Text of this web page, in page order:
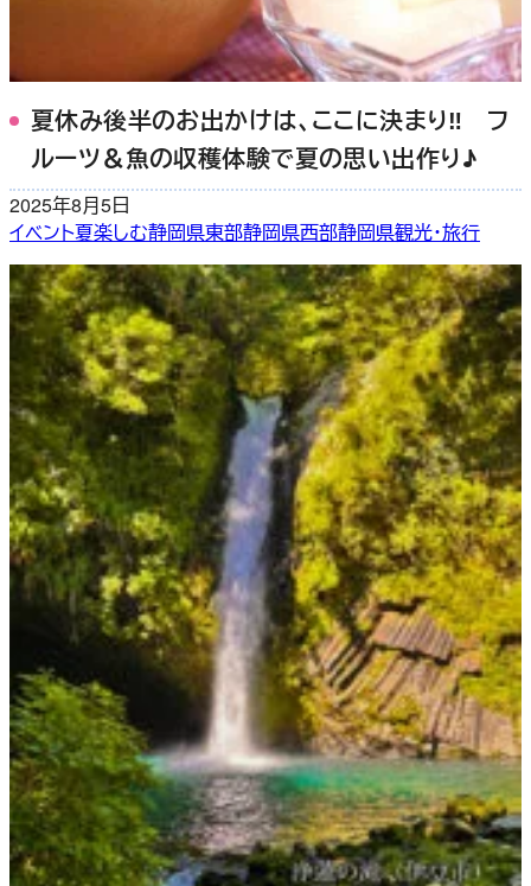
夏休み後半のお出かけは、ここに決まり‼ フ
ルーツ＆魚の収穫体験で夏の思い出作り♪
2025年8月5日
イベント夏楽しむ静岡県東部静岡県西部静岡県観光・旅行